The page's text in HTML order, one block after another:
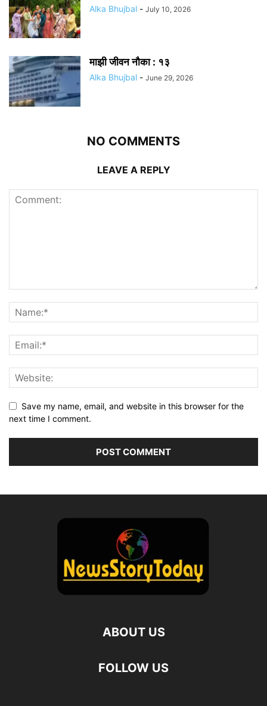
Alka Bhujbal - July 10, 2026
माझी जीवन नौका : १३
Alka Bhujbal - June 29, 2026
NO COMMENTS
LEAVE A REPLY
Save my name, email, and website in this browser for the
next time I comment.
ABOUT US
FOLLOW US